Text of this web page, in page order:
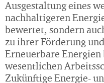
Ausgestaltung eines
nachhaltigeren
bewertet, sondern
zu ihrer Förderung
Erneuerbare
wesentlichen
Zukünftige Energie-